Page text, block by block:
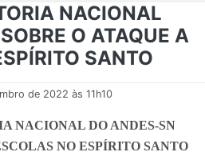
NACIONAL
O ATAQUE A
SANTO
de 2022 às 11h10
NACIONAL DO ANDES-SN
NO ESPÍRITO SANTO